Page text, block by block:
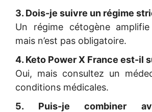
3. Dois-je suivre un régime
Un régime cétogène
mais n’est pas obligatoire.
4. Keto Power X France est-il
Oui, mais consultez un
conditions médicales.
5. Puis-je combiner